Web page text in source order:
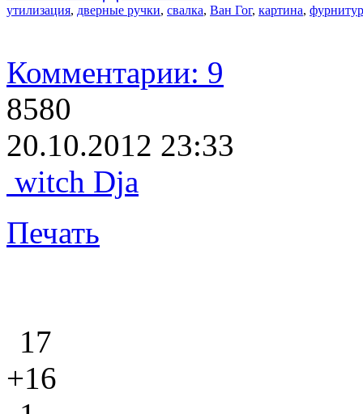
утилизация, дверные ручки, свалка, Ван Гог, картина,
Комментарии: 9
8580
20.10.2012 23:33
witch Dja
Печать
17
+16